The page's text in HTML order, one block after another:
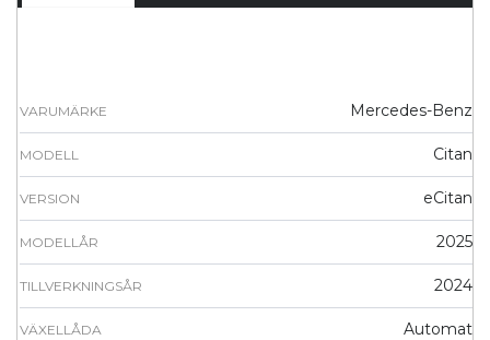
VARUMÄRKE Mercedes-Benz
MODELL Citan
VERSION eCitan
MODELLÅR 2025
TILLVERKNINGSÅR 2024
VÄXELLÅDA Automat